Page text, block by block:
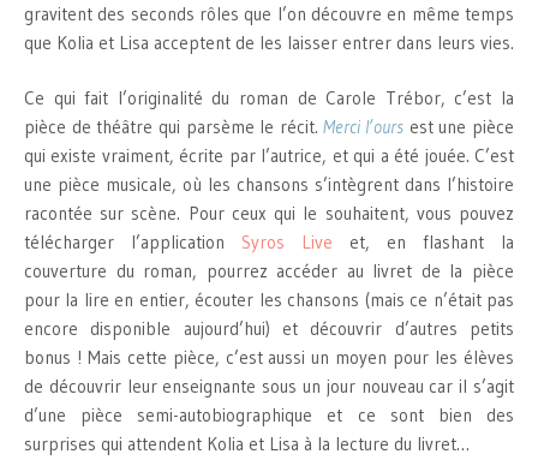
gravitent des seconds rôles que l’on découvre en même temps
que Kolia et Lisa acceptent de les laisser entrer dans leurs vies.
Ce qui fait l’originalité du roman de Carole Trébor, c’est la
pièce de théâtre qui parsème le récit.Merci l’ours est une pièce
qui existe vraiment, écrite par l’autrice, et qui a été jouée. C’est
une pièce musicale, où les chansons s’intègrent dans l’histoire
racontée sur scène. Pour ceux qui le souhaitent, vous pouvez
télécharger l’application Syros Live et, en flashant la
couverture du roman, pourrez accéder au livret de la pièce
pour la lire en entier, écouter les chansons (mais ce n’était pas
encore disponible aujourd’hui) et découvrir d’autres petits
bonus ! Mais cette pièce, c’est aussi un moyen pour les élèves
de découvrir leur enseignante sous un jour nouveau car il s’agit
d’une pièce semi-autobiographique et ce sont bien des
surprises qui attendent Kolia et Lisa à la lecture du livret…